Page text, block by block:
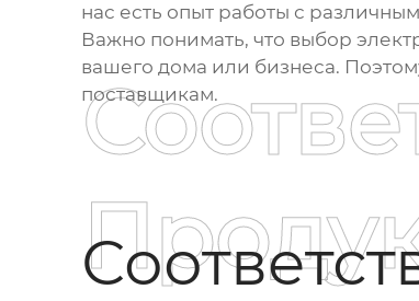
нас есть опыт работы с
Важно понимать, что выбор
вашего дома или бизнеса.
поставщикам.